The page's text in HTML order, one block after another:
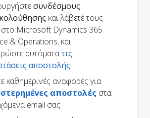
συνδέσμους
και λάβετέ τους
Microsoft Dynamics 365
& Operations, και
αυτόματατις
αποστολής
καθημερινές αναφορές για
αποστολές στα
email σας